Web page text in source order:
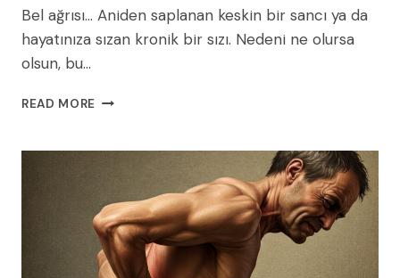
Bel ağrısı… Aniden saplanan keskin bir sancı ya da
hayatınıza sızan kronik bir sızı. Nedeni ne olursa
olsun, bu…
READ MORE HER
FITIK
AĞRINIZIN
GERÇEK
NEDENINI
ANLAMAK
İÇIN